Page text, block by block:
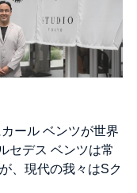
ール ベンツが世界
セデス ベンツは常
、現代の我々はSク